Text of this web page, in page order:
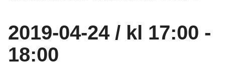
2019-04-24 / kl 17:00 -
18:00